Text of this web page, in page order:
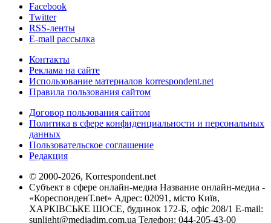
Facebook
Twitter
RSS-ленты
E-mail рассылка
Контакты
Реклама на сайте
Использование материалов korrespondent.net
Правила пользования сайтом
Договор пользования сайтом
Политика в сфере конфиденциальности и персональных
данных
Пользовательское соглашение
Редакция
© 2000-2026, Korrespondent.net
Субъект в сфере онлайн-медиа Название онлайн-медиа -
«КореспонденТ.net» Адрес: 02091, місто Київ,
ХАРКІВСЬКЕ ШОСЕ, будинок 172-Б, офіс 208/1 E-mail:
sunlight@mediadim.com.ua Телефон: 044-205-43-00